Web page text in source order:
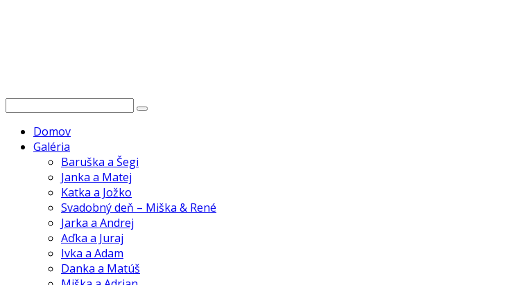
Domov
Galéria
Baruška a Šegi
Janka a Matej
Katka a Jožko
Svadobný deň – Miška & René
Jarka a Andrej
Aďka a Juraj
Ivka a Adam
Danka a Matúš